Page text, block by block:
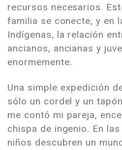
recursos necesarios.
familia se conecte, y en
Indígenas, la relación
ancianos, ancianas y
enormemente.
Una simple expedición
sólo un cordel y un
me contó mi pareja,
chispa de ingenio. En
niños descubren un